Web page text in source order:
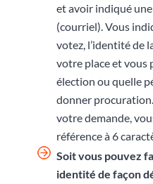
et avoir indiqué
(courriel). Vous
votez, l’identité de
votre place et vous
élection ou quelle
donner
votre demande,
référence à 6
Soit vous pouvez
identité de façon